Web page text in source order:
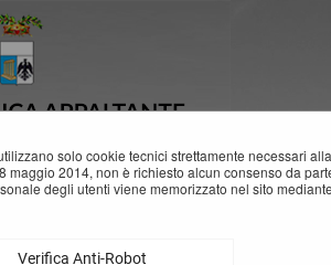
solo cookie tecnici strettamente necessari
maggio 2014, non è richiesto alcun consenso da
degli utenti viene memorizzato nel sito
Verifica Anti-Robot